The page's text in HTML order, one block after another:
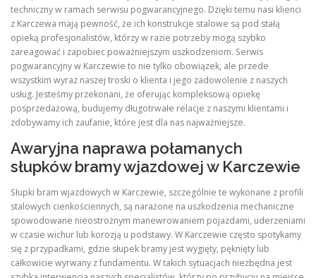
techniczny w ramach serwisu pogwarancyjnego. Dzięki temu nasi klienci
z Karczewa mają pewność, że ich konstrukcje stalowe są pod stałą
opieką profesjonalistów, którzy w razie potrzeby mogą szybko
zareagować i zapobiec poważniejszym uszkodzeniom. Serwis
pogwarancyjny w Karczewie to nie tylko obowiązek, ale przede
wszystkim wyraz naszej troski o klienta i jego zadowolenie z naszych
usług. Jesteśmy przekonani, że oferując kompleksową opiekę
posprzedażową, budujemy długotrwałe relacje z naszymi klientami i
zdobywamy ich zaufanie, które jest dla nas najważniejsze.
Awaryjna naprawa połamanych
słupków bramy wjazdowej w Karczewie
Słupki bram wjazdowych w Karczewie, szczególnie te wykonane z profili
stalowych cienkościennych, są narażone na uszkodzenia mechaniczne
spowodowane nieostrożnym manewrowaniem pojazdami, uderzeniami
w czasie wichur lub korozją u podstawy. W Karczewie często spotykamy
się z przypadkami, gdzie słupek bramy jest wygięty, pęknięty lub
całkowicie wyrwany z fundamentu. W takich sytuacjach niezbędna jest